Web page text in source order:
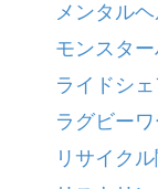
メンタル
モンスタ
ライドシ
ラグビー
リサイク